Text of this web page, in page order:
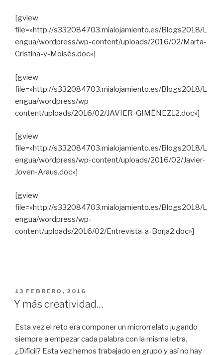
[gview
file=»http://s332084703.mialojamiento.es/Blogs2018/L
engua/wordpress/wp-content/uploads/2016/02/Marta-
Cristina-y-Moisés.doc»]
[gview
file=»http://s332084703.mialojamiento.es/Blogs2018/L
engua/wordpress/wp-
content/uploads/2016/02/JAVIER-GIMÉNEZ12.doc»]
[gview
file=»http://s332084703.mialojamiento.es/Blogs2018/L
engua/wordpress/wp-content/uploads/2016/02/Javier-
Joven-Araus.doc»]
[gview
file=»http://s332084703.mialojamiento.es/Blogs2018/L
engua/wordpress/wp-
content/uploads/2016/02/Entrevista-a-Borja2.doc»]
PUBLICADO
EN
13 FEBRERO, 2016
Y más creatividad…
Esta vez el reto era componer un microrrelato jugando
siempre a empezar cada palabra con la misma letra.
¿Difícil? Esta vez hemos trabajado en grupo y así no hay